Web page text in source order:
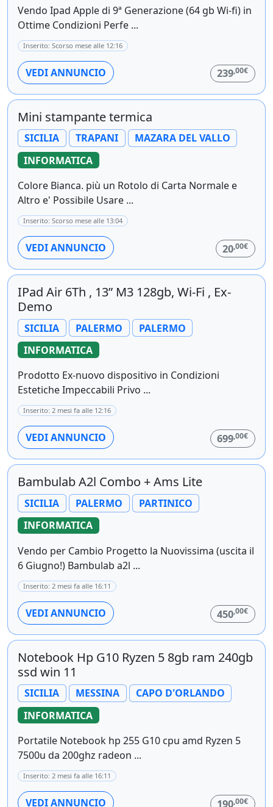
Vendo Ipad Apple di 9ª Generazione (64 gb Wi-fi) in
Ottime Condizioni Perfe ...
Inserito: Scorso mese alle 12:16
VEDI ANNUNCIO 239,00€
Mini stampante termica
SICILIA TRAPANI
MAZARA DEL VALLO
INFORMATICA
Colore Bianca. più un Rotolo di Carta Normale e
Altro e' Possibile Usare ...
Inserito: Scorso mese alle 13:04
VEDI ANNUNCIO 20,00€
IPad Air 6Th , 13” M3 128gb, Wi-Fi , Ex-
Demo
SICILIA PALERMO
PALERMO
INFORMATICA
Prodotto Ex-nuovo dispositivo in Condizioni
Estetiche Impeccabili Privo ...
Inserito: 2 mesi fa alle 12:16
VEDI ANNUNCIO 699,00€
Bambulab A2l Combo + Ams Lite
SICILIA PALERMO
PARTINICO
INFORMATICA
Vendo per Cambio Progetto la Nuovissima (uscita il
6 Giugno!) Bambulab a2l ...
Inserito: 2 mesi fa alle 16:11
VEDI ANNUNCIO 450,00€
Notebook Hp G10 Ryzen 5 8gb ram 240gb
ssd win 11
SICILIA MESSINA
CAPO D'ORLANDO
INFORMATICA
Portatile Notebook hp 255 G10 cpu amd Ryzen 5
7500u da 200ghz radeon ...
Inserito: 2 mesi fa alle 16:11
VEDI ANNUNCIO 190,00€